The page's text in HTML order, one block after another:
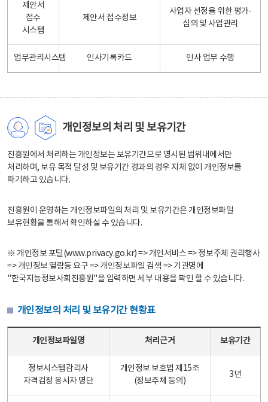
제안서
접수
시스템
제안서 접수정보
사업자 선정을 위한 평가·
심의 및 사업관리
업무관리시스템 인사기록카드 인사 업무 수행
개인정보의 처리 및 보유기간
진흥원에서 처리하는 개인정보는 보유기간으로 명시된 범위내에서만
처리하며, 보유 목적 달성 및 보유기간 경과의 경우 지체 없이 개인정보를
파기하고 있습니다.
진흥원이 운영하는 개인정보파일의 처리 및 보유기간은 개인정보파일
보유현황을 통해서 확인하실 수 있습니다.
※ 개인정보 포털(www.privacy.go.kr) => 개인서비스 => 정보주체 권리행사
=> 개인정보 열람등 요구 => 개인정보파일 검색 => 기관명에
"한국지능정보사회진흥원"을 입력하면 세부 내용을 확인 할 수 있습니다.
개인정보의 처리 및 보유기간 현황표
개인정보파일명 처리근거 보유기간
정보시스템감리사
자격검정 응시자 명단
개인정보 보호법 제15조
(정보주체 등의)
3년